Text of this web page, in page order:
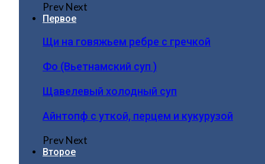
PrevNext
Первое
Щи на говяжьем ребре с гречкой
Фо (Вьетнамский суп )
Щавелевый холодный суп
Айнтопф с уткой, перцем и кукурузой
PrevNext
Второе